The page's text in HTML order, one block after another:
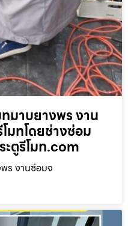
ทมาบยางพร งาน
มทโดยช่างซ่อม
ะตูรีโมท.com
พร งานซ่อมจ